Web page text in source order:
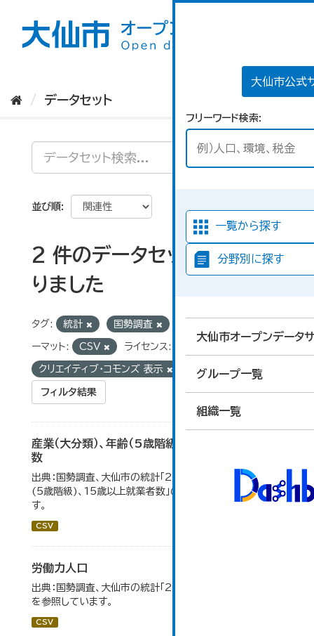
大仙市公式
フリーワード検索
一覧から探す
分野別に探す
大仙市オープンデータ
グループ一覧
組織一覧
データセット
並び順
2 件のデータセットが見つか
りました
タグ: 統計 国勢調査
ーマット: CSV ライセンス:
クリエイティブ・コモンズ 表示
フィルタ結果
産業（大分類）、年齢（5歳階級）、15歳以上就業者
数
出典：国勢調査、大仙市の統計「2-7 産業(大分類)、年齢
(5歳階級)、15歳以上就業者数」のデータを参照していま
す。
CSV
労働力人口
出典：国勢調査、大仙市の統計「2-6 労働力人口」のデータ
を参照しています。
CSV